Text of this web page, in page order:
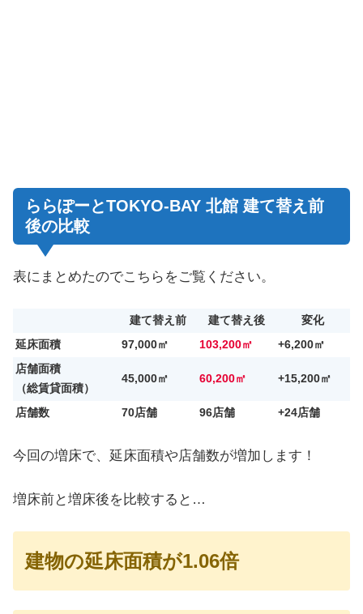
ららぽーとTOKYO-BAY 北館 建て替え前
後の比較
表にまとめたのでこちらをご覧ください。
建て替え前 建て替え後
変化
延床面積
97,000㎡ 103,200㎡
+6,200㎡
店舗面積
（総賃貸面積）
45,000㎡ 60,200㎡ +15,200㎡
店舗数 70店舗 96店舗 +24店舗
今回の増床で、延床面積や店舗数が増加します！
増床前と増床後を比較すると…
建物の延床面積が1.06倍